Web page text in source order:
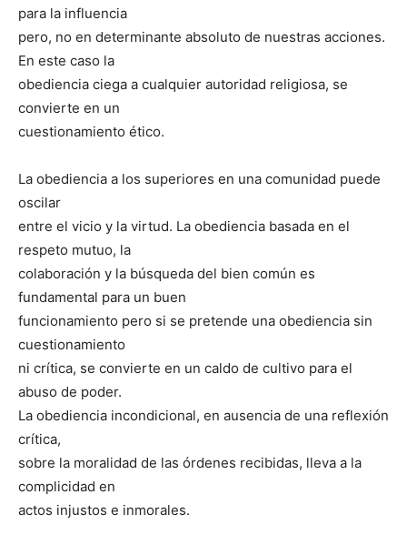
para la influencia
pero, no en determinante absoluto de nuestras acciones.
En este caso la
obediencia ciega a cualquier autoridad religiosa, se
convierte en un
cuestionamiento ético.
La obediencia a los superiores en una comunidad puede
oscilar
entre el vicio y la virtud. La obediencia basada en el
respeto mutuo, la
colaboración y la búsqueda del bien común es
fundamental para un buen
funcionamiento pero si se pretende una obediencia sin
cuestionamiento
ni crítica, se convierte en un caldo de cultivo para el
abuso de poder.
La obediencia incondicional, en ausencia de una reflexión
crítica,
sobre la moralidad de las órdenes recibidas, lleva a la
complicidad en
actos injustos e inmorales.